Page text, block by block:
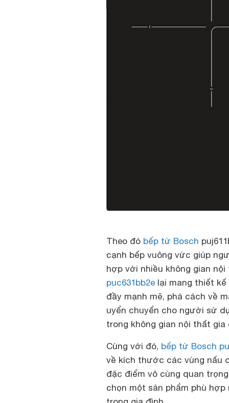
Theo đó bếp từ Bosch
cạnh bếp vuông vức giúp
hợp với nhiều không gian
puc631bb2e lại mang thiết
đầy mạnh mẽ, phá cách về
uyển chuyển cho người sử
trong không gian nội thất
Cùng với đó, bếp từ Bosch
về kích thước các vùng nấu
đặc điểm vô cùng quan
chọn một sản phẩm phù